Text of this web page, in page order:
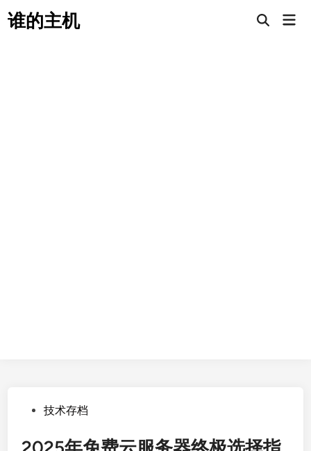
to谁的主机
Open
Posted技术存档